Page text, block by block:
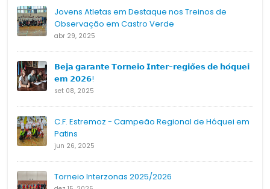
Jovens Atletas em Destaque nos Treinos de
Observação em Castro Verde
abr 29, 2025
𝗕𝗲𝗷𝗮 𝗴𝗮𝗿𝗮𝗻𝘁𝗲 𝗧𝗼𝗿𝗻𝗲𝗶𝗼 𝗜𝗻𝘁𝗲𝗿-𝗿𝗲𝗴𝗶𝗼̃𝗲𝘀 𝗱𝗲 𝗵𝗼́𝗾𝘂𝗲𝗶
𝗲𝗺 𝟮𝟬𝟮𝟲!
set 08, 2025
C.F. Estremoz - Campeão Regional de Hóquei em
Patins
jun 26, 2025
Torneio Interzonas 2025/2026